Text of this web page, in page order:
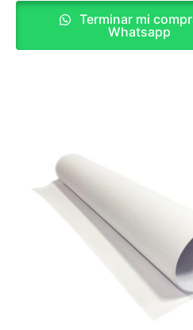
Terminar mi
Whatsapp